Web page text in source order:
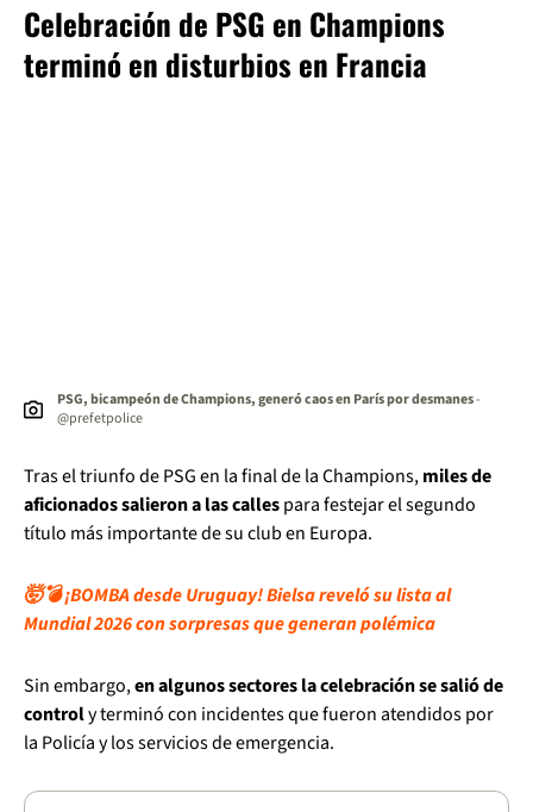
Celebración de PSG en Champions
terminó en disturbios en Francia
PSG, bicampeón de Champions, generó caos en París por desmanes-
@prefetpolice
Tras el triunfo de PSG en la final de la Champions,miles de
aficionados salieron a las callespara festejar el segundo
título más importante de su club en Europa.
🤯💣 ¡BOMBA desde Uruguay! Bielsa reveló su lista al
Mundial 2026 con sorpresas que generan polémica
Sin embargo,en algunos sectores la celebración se salió de
controly terminó con incidentes que fueron atendidos por
la Policía y los servicios de emergencia.